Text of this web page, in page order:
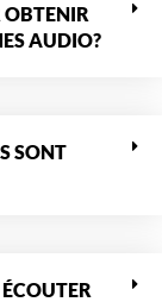
OBTENIR
AUDIO?
SONT